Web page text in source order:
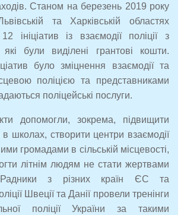
Станом на березень 2019 року
та Харківській областях
ініціатив із взаємодії поліції з
були виділені грантові кошти.
було зміцнення взаємодії та
поліцією та представниками
поліцейські послуги.
допомогли, зокрема, підвищити
в школах, створити центри взаємодії
громадами в сільській місцевості,
літнім людям не стати жертвами
Радники з різних країн ЄС та
Швеції та Данії провели тренінги
поліції України за такими